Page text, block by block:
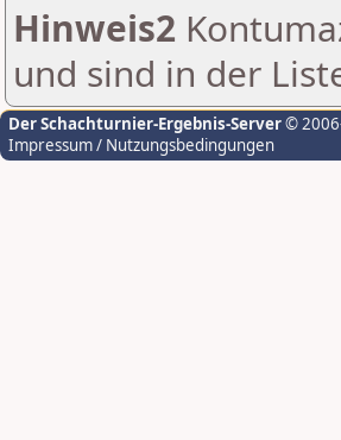
Hinweis2
und sind in der
Der Schachturnier-Ergebnis-Server©
Impressum / Nutzungsbedingungen